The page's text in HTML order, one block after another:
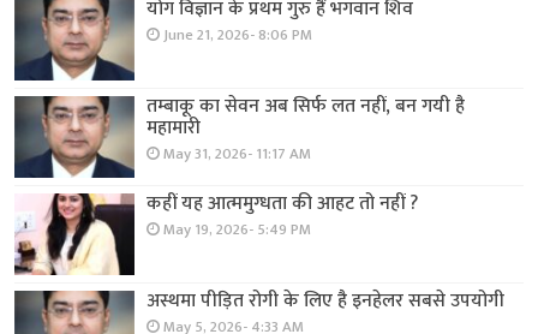
योग विज्ञान के प्रथम गुरु हैं भगवान शिव
June 21, 2026- 8:06 PM
तम्बाकू का सेवन अब सिर्फ लत नहीं, बन गयी है
महामारी
May 31, 2026- 11:17 AM
कहीं यह आत्ममुग्धता की आहट तो नहीं ?
May 19, 2026- 5:49 PM
अस्थमा पीड़ित रोगी के लिए है इनहेलर सबसे उपयोगी
May 5, 2026- 4:33 AM